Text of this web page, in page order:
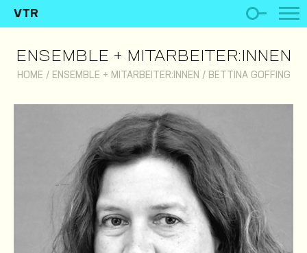
VTR
ENSEMBLE + MITARBEITER:INNEN
HOME / ENSEMBLE + MITARBEITER:INNEN / BETTINA GOFFING